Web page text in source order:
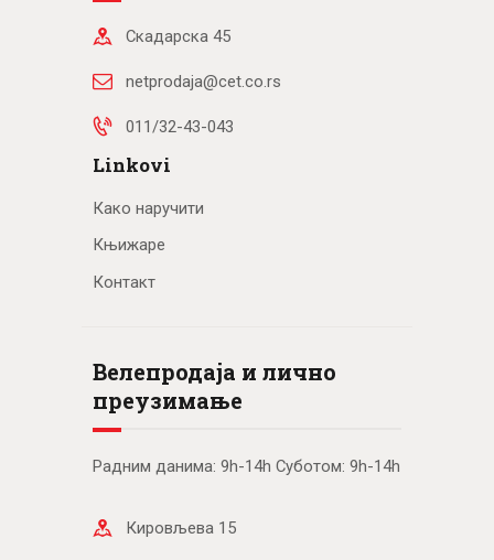
Скадарска 45
netprodaja@cet.co.rs
011/32-43-043
Linkovi
Како наручити
Књижаре
Контакт
Велепродаја и лично
преузимање
Радним данима: 9h-14h Суботом: 9h-14h
Кировљева 15